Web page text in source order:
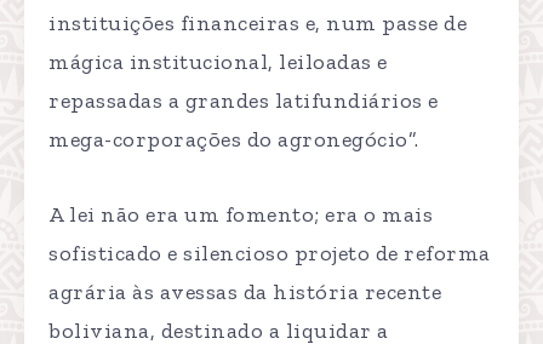
instituições financeiras e, num passe de
mágica institucional, leiloadas e
repassadas a grandes latifundiários e
mega-corporações do agronegócio”.
A lei não era um fomento; era o mais
sofisticado e silencioso projeto de reforma
agrária às avessas da história recente
boliviana, destinado a liquidar a